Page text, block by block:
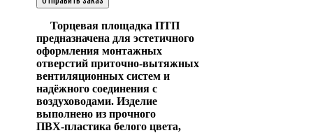
Торцевая площадка ПТП
предназначена для эстетичного
оформления монтажных
отверстий приточно‑вытяжных
вентиляционных систем и
надёжного соединения с
воздуховодами. Изделие
выполнено из прочного
ПВХ‑пластика белого цвета,